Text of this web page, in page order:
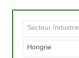
Secteur
Hongrie